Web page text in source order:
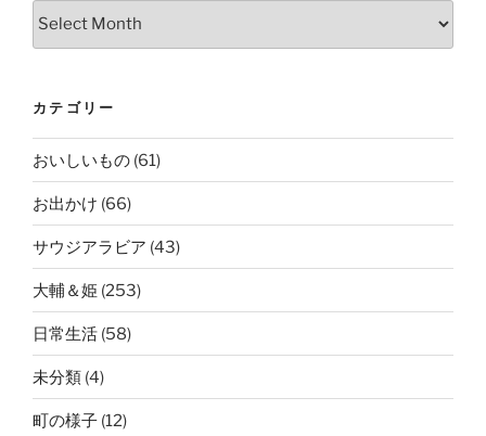
Archives
カテゴリー
おいしいもの (61)
お出かけ (66)
サウジアラビア (43)
大輔＆姫 (253)
日常生活 (58)
未分類 (4)
町の様子 (12)